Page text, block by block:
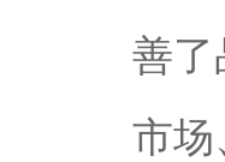
善了
市场